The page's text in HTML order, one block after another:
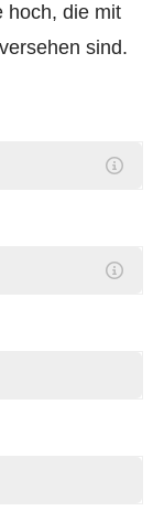
hoch, die mit
sind.